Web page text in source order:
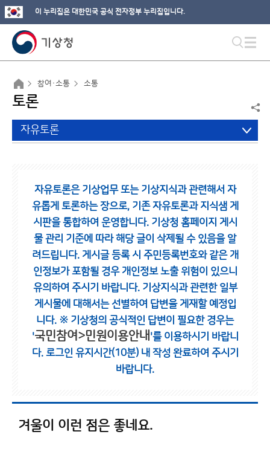
이 누리집은 대한민국 공식 전자정부 누리집입니다.
참여·소통 소통
토론
자유토론
자유토론은 기상업무 또는 기상지식과 관련해서 자
유롭게 토론하는 장으로, 기존 자유토론과 지식샘 게
시판을 통합하여 운영합니다. 기상청 홈페이지 게시
물 관리 기준에 따라 해당 글이 삭제될 수 있음을 알
려드립니다. 게시글 등록 시 주민등록번호와 같은 개
인정보가 포함될 경우 개인정보 노출 위험이 있으니
유의하여 주시기 바랍니다. 기상지식과 관련한 일부
게시물에 대해서는 선별하여 답변을 게재할 예정입
니다. ※ 기상청의 공식적인 답변이 필요한 경우는
'국민참여>민원이용안내 '를 이용하시기 바랍니
다. 로그인 유지시간(10분) 내 작성 완료하여 주시기
바랍니다.
겨울이 이런 점은 좋네요.